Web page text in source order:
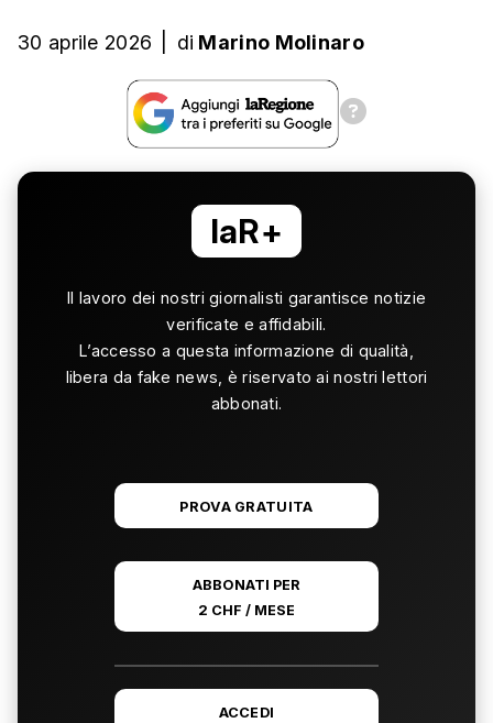
30 aprile 2026 di Marino Molinaro
laR+
Il lavoro dei nostri giornalisti garantisce notizie
verificate e affidabili.
L’accesso a questa informazione di qualità,
libera da fake news, è riservato ai nostri lettori
abbonati.
PROVA GRATUITA
ABBONATI PER
2 CHF / MESE
ACCEDI